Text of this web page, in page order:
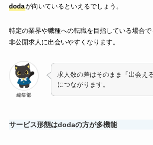
dodaが向いているといえるでしょう。
特定の業界や職種への転職を目指している場合
非公開求人に出会いやすくなります。
編集部
求人数の差はそのまま「出会え
につながります。
サービス形態はdodaの方が多機能